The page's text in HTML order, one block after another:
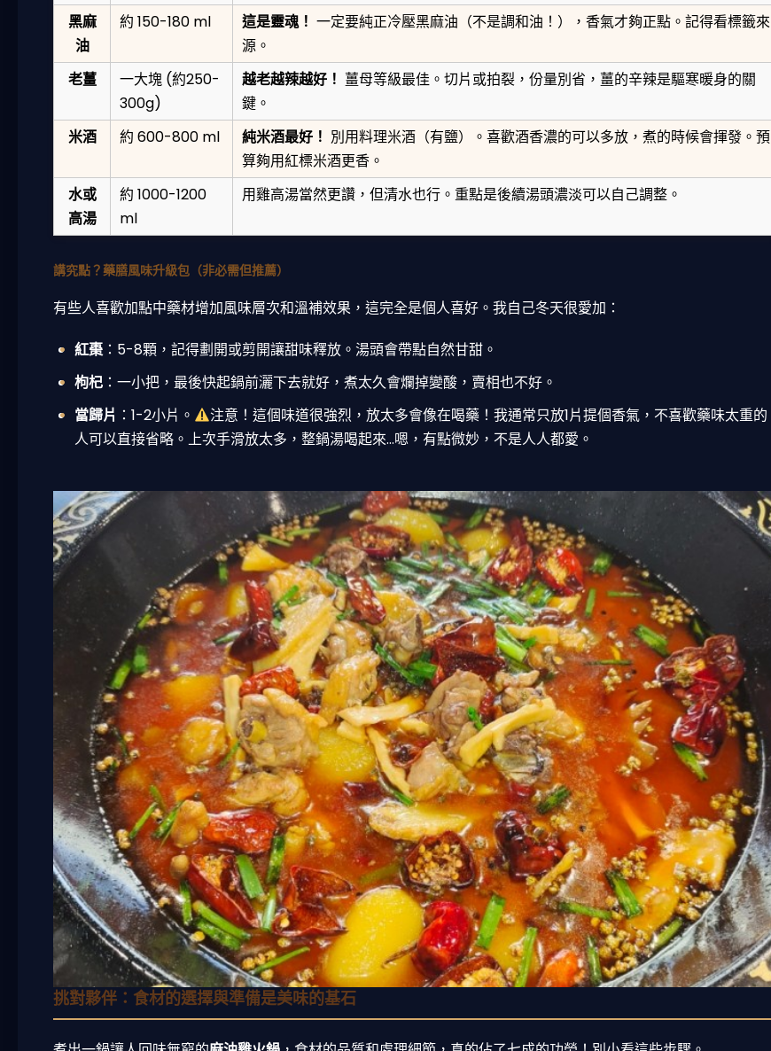
黑麻
油
約 150-180 ml 這是靈魂！ 一定要純正冷壓黑麻油（不是調和油！），香氣才夠正點。記得看標籤來
源。
老薑
一大塊 (約250-
300g)
越老越辣越好！ 薑母等級最佳。切片或拍裂，份量別省，薑的辛辣是驅寒暖身的關
鍵。
米酒
約 600-800 ml 純米酒最好！ 別用料理米酒（有鹽）。喜歡酒香濃的可以多放，煮的時候會揮發。預
算夠用紅標米酒更香。
水或
高湯
約 1000-1200
ml
用雞高湯當然更讚，但清水也行。重點是後續湯頭濃淡可以自己調整。
講究點？藥膳風味升級包（非必需但推薦）
有些人喜歡加點中藥材增加風味層次和溫補效果，這完全是個人喜好。我自己冬天很愛加：
紅棗：5-8顆，記得劃開或剪開讓甜味釋放。湯頭會帶點自然甘甜。
枸杞 ：一小把，最後快起鍋前灑下去就好，煮太久會爛掉變酸，賣相也不好。
當歸片 ：1-2小片。
注意！這個味道很強烈，放太多會像在喝藥！我通常只放1片提個香氣，不喜歡藥味太重的
人可以直接省略。上次手滑放太多，整鍋湯喝起來...嗯，有點微妙，不是人人都愛。
挑對夥伴：食材的選擇與準備是美味的基石